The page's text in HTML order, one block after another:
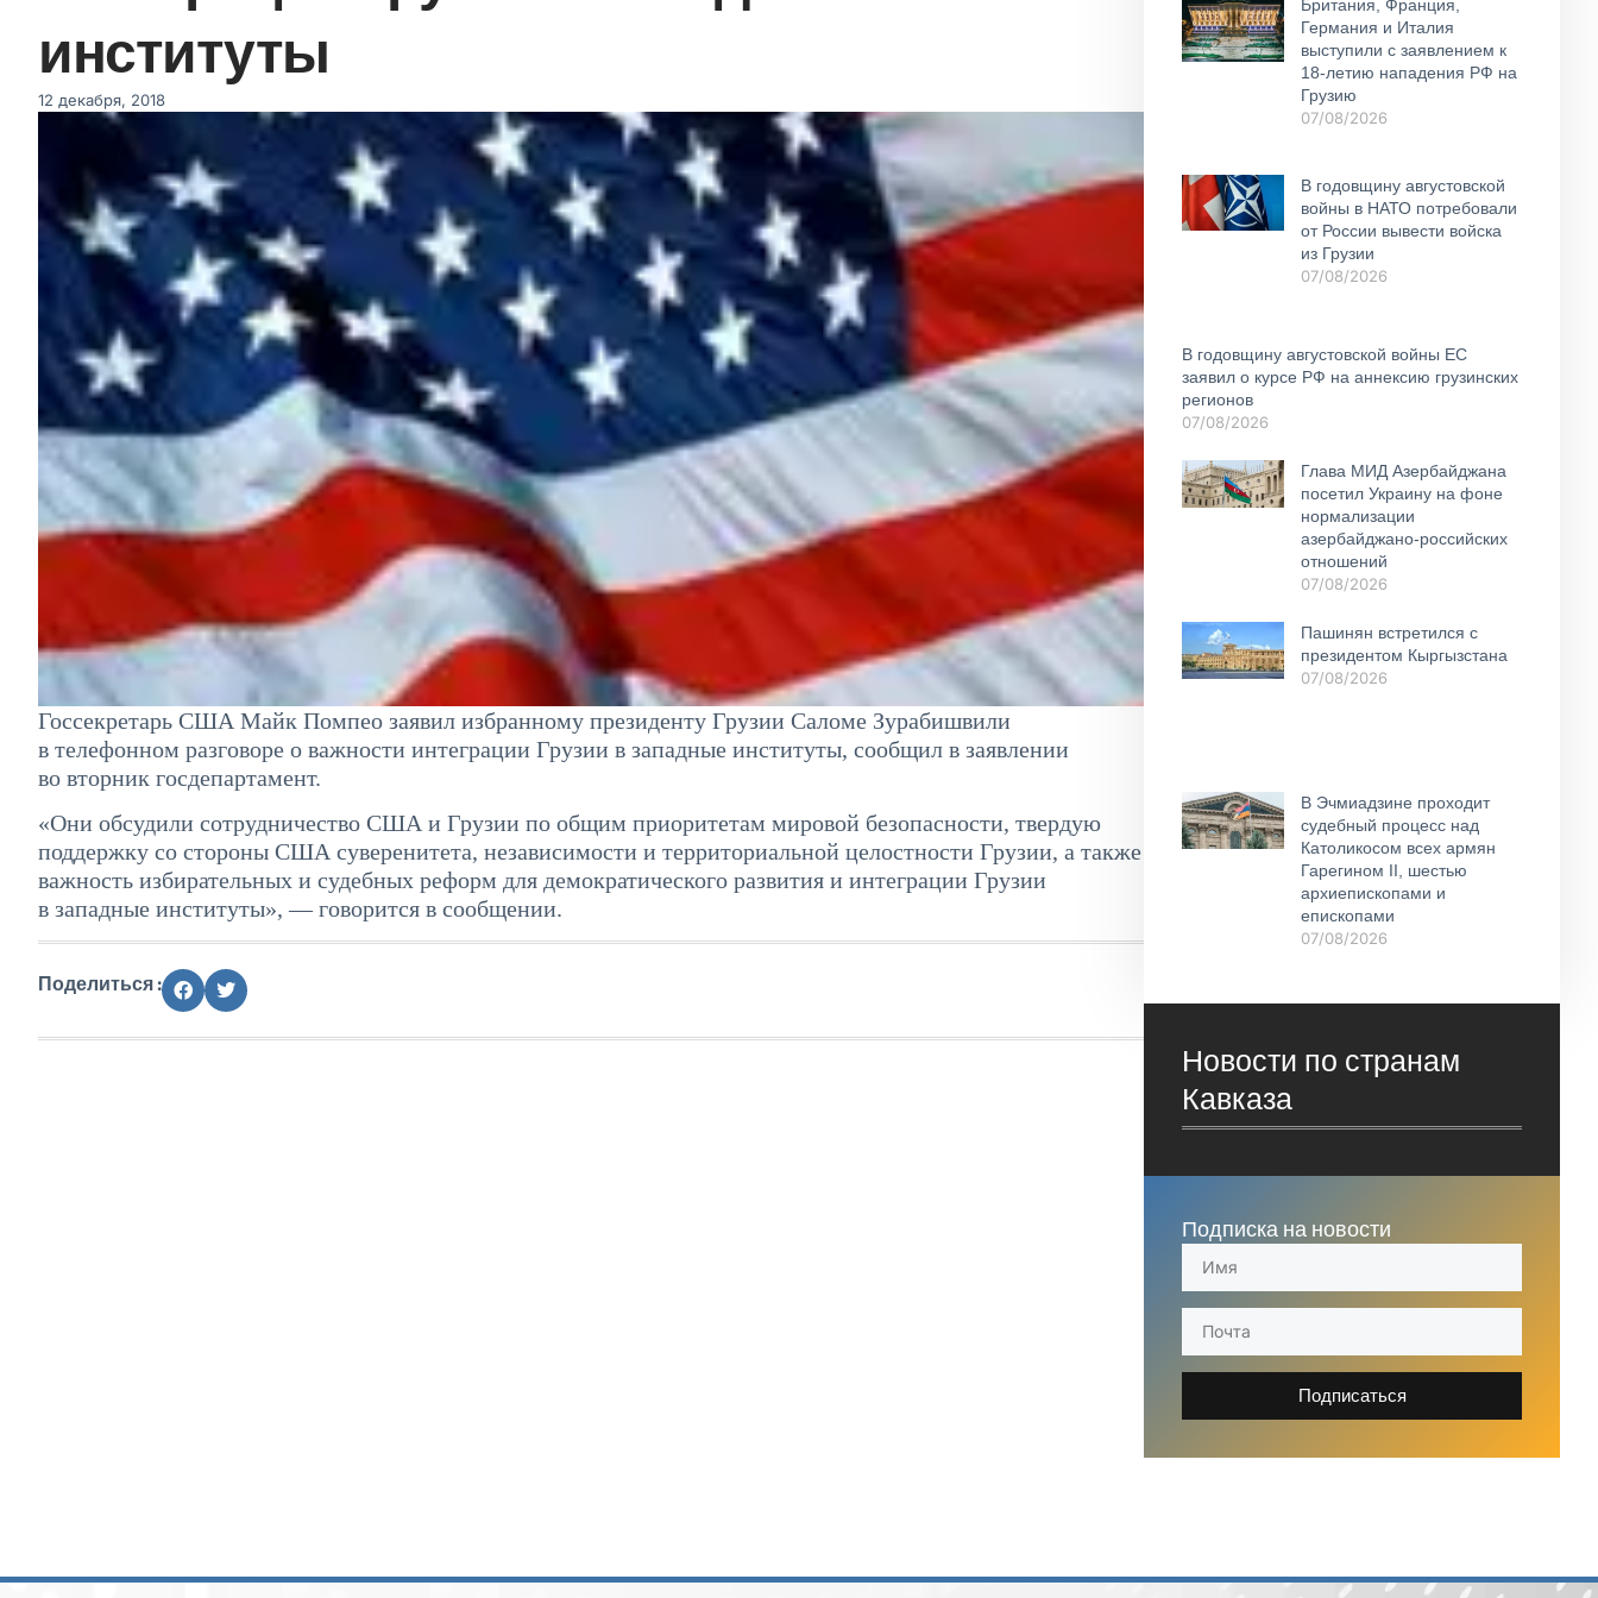
институты
12 декабря, 2018
Госсекретарь США Майк Помпео заявил избранному президенту Грузии Саломе Зурабишвили
в телефонном разговоре о важности интеграции Грузии в западные институты, сообщил в заявлении
во вторник госдепартамент.
«Они обсудили сотрудничество США и Грузии по общим приоритетам мировой безопасности, твердую
поддержку со стороны США суверенитета, независимости и территориальной целостности Грузии, а также
важность избирательных и судебных реформ для демократического развития и интеграции Грузии
в западные институты», — говорится в сообщении.
Поделиться :
Британия, Франция,
Германия и Италия
выступили с заявлением к
18-летию нападения РФ на
Грузию
07/08/2026
В годовщину августовской
войны в НАТО потребовали
от России вывести войска
из Грузии
07/08/2026
В годовщину августовской войны ЕС
заявил о курсе РФ на аннексию грузинских
регионов
07/08/2026
Глава МИД Азербайджана
посетил Украину на фоне
нормализации
азербайджано-российских
отношений
07/08/2026
Пашинян встретился с
президентом Кыргызстана
07/08/2026
В Эчмиадзине проходит
судебный процесс над
Католикосом всех армян
Гарегином II, шестью
архиепископами и
епископами
07/08/2026
Новости по странам
Кавказа
Подписка на новости
Подписаться